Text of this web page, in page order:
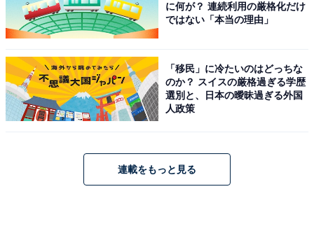
に何が？ 連続利用の厳格化だけ
ではない「本当の理由」
「移民」に冷たいのはどっちな
のか？ スイスの厳格過ぎる学歴
選別と、日本の曖昧過ぎる外国
人政策
連載をもっと見る